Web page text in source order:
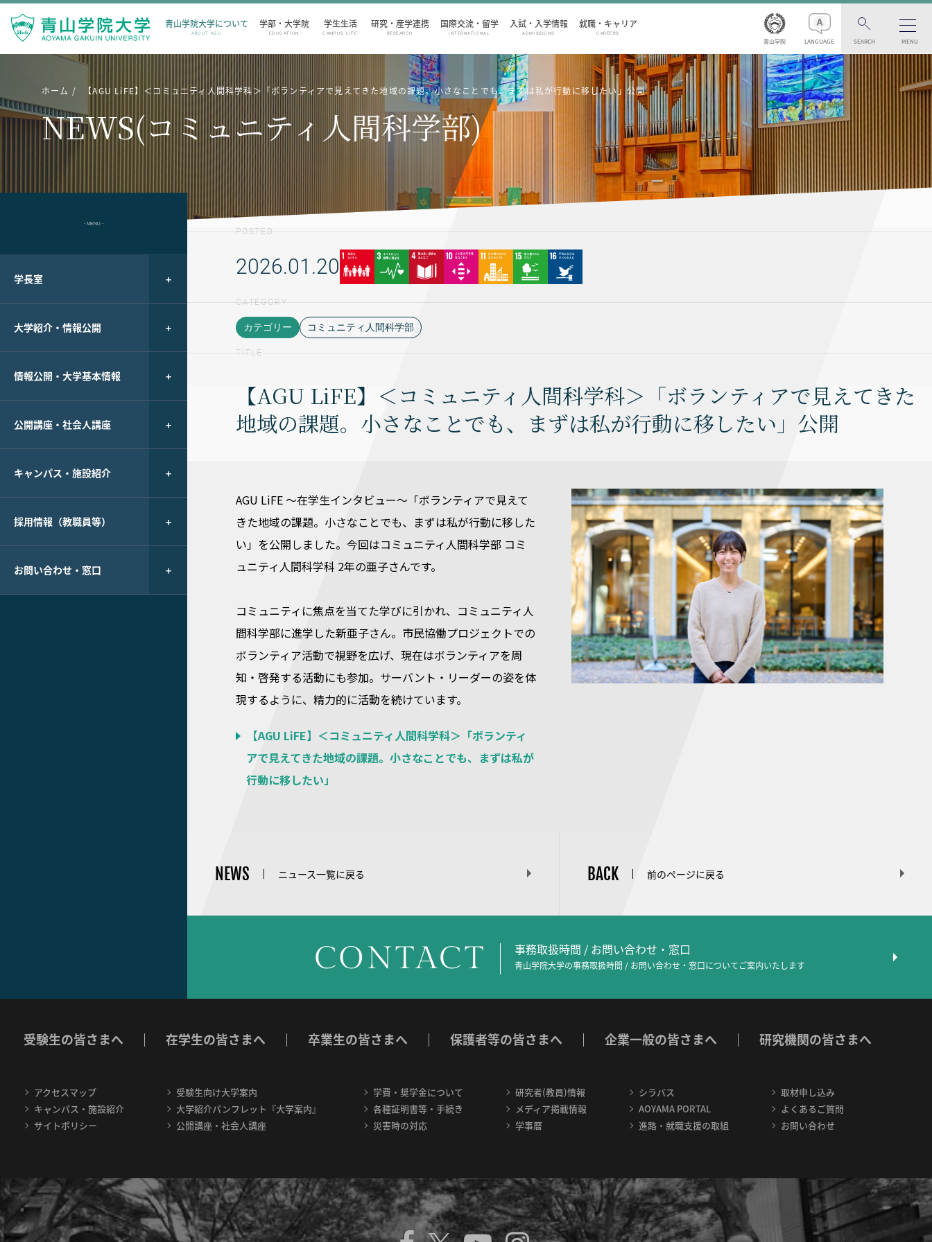
青山学院大学について
ABOUT AGU
学部・大学院
EDUCATION
学生生活
CAMPUS LIFE
研究・産学連携
RESEARCH
国際交流・留学
INTERNATIONAL
入試・入学情報
ADMISSIONS
就職・キャリア
CAREERS
青山学院 LANGUAGE SEARCH MENU
ホーム 【AGU LiFE】＜コミュニティ人間科学科＞「ボランティアで見えてきた地域の課題。小さなことでも、まずは私が行動に移したい」公開
NEWS(コミュニティ人間科学部)
- MENU -
学長室
大学紹介・情報公開
情報公開・大学基本情報
公開講座・社会人講座
キャンパス・施設紹介
採用情報（教職員等）
お問い合わせ・窓口
POSTED
2026.01.20
CATEGORY
カテゴリー コミュニティ人間科学部
TITLE
【AGU LiFE】＜コミュニティ人間科学科＞「ボランティアで見えてきた
地域の課題。小さなことでも、まずは私が行動に移したい」公開
AGU LiFE ～在学生インタビュー～「ボランティアで見えて
きた地域の課題。小さなことでも、まずは私が行動に移した
い」を公開しました。今回はコミュニティ人間科学部 コミ
ュニティ人間科学科 2年の亜子さんです。
コミュニティに焦点を当てた学びに引かれ、コミュニティ人
間科学部に進学した新亜子さん。市民協働プロジェクトでの
ボランティア活動で視野を広げ、現在はボランティアを周
知・啓発する活動にも参加。サーバント・リーダーの姿を体
現するように、精力的に活動を続けています。
【AGU LiFE】＜コミュニティ人間科学科＞「ボランティ
アで見えてきた地域の課題。小さなことでも、まずは私が
行動に移したい」
NEWS ニュース一覧に戻る BACK 前のページに戻る
CONTACT 事務取扱時間 / お問い合わせ・窓口
青山学院大学の事務取扱時間 / お問い合わせ・窓口についてご案内いたします
受験生の皆さまへ 在学生の皆さまへ 卒業生の皆さまへ 保護者等の皆さまへ 企業一般の皆さまへ 研究機関の皆さまへ
アクセスマップ
キャンパス・施設紹介
サイトポリシー
受験生向け大学案内
大学紹介パンフレット『大学案内』
公開講座・社会人講座
学費・奨学金について
各種証明書等・手続き
災害時の対応
研究者(教員)情報
メディア掲載情報
学事暦
シラバス
AOYAMA PORTAL
進路・就職支援の取組
取材申し込み
よくあるご質問
お問い合わせ